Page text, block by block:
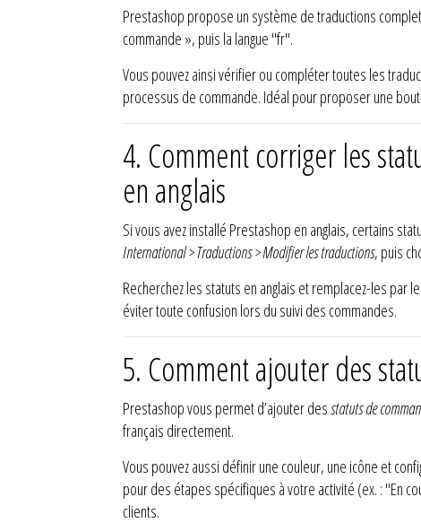
Prestashop propose un système de traductions
commande », puis la langue "fr".
Vous pouvez ainsi vérifier ou compléter toutes les
processus de commande. Idéal pour proposer une
4. Comment corriger les
en anglais
Si vous avez installé Prestashop en anglais, certains
International > Traductions > Modifier les traductions, puis
Recherchez les statuts en anglais et remplacez-les
éviter toute confusion lors du suivi des commandes.
5. Comment ajouter des
Prestashop vous permet d’ajouter desstatuts de
français directement.
Vous pouvez aussi définir une couleur, une icône et
pour des étapes spécifiques à votre activité (ex. : "En
clients.